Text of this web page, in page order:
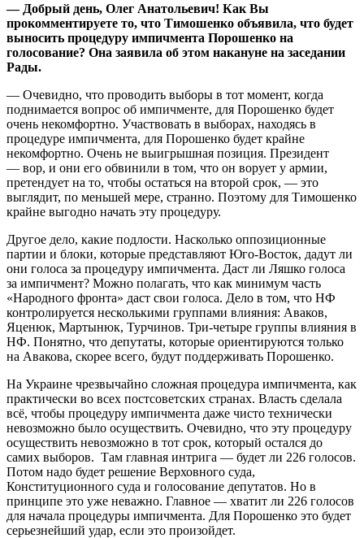
— Добрый день, Олег Анатольевич! Как Вы
прокомментируете то, что Тимошенко объявила, что будет
выносить процедуру импичмента Порошенко на
голосование? Она заявила об этом накануне на заседании
Рады.
— Очевидно, что проводить выборы в тот момент, когда
поднимается вопрос об импичменте, для Порошенко будет
очень некомфортно. Участвовать в выборах, находясь в
процедуре импичмента, для Порошенко будет крайне
некомфортно. Очень не выигрышная позиция. Президент
— вор, и они его обвинили в том, что он ворует у армии,
претендует на то, чтобы остаться на второй срок, — это
выглядит, по меньшей мере, странно. Поэтому для Тимошенко
крайне выгодно начать эту процедуру.
Другое дело, какие подлости. Насколько оппозиционные
партии и блоки, которые представляют Юго-Восток, дадут ли
они голоса за процедуру импичмента. Даст ли Ляшко голоса
за импичмент? Можно полагать, что как минимум часть
«Народного фронта» даст свои голоса. Дело в том, что НФ
контролируется несколькими группами влияния: Аваков,
Яценюк, Мартынюк, Турчинов. Три-четыре группы влияния в
НФ. Понятно, что депутаты, которые ориентируются только
на Авакова, скорее всего, будут поддерживать Порошенко.
На Украине чрезвычайно сложная процедура импичмента, как
практически во всех постсоветских странах. Власть сделала
всё, чтобы процедуру импичмента даже чисто технически
невозможно было осуществить. Очевидно, что эту процедуру
осуществить невозможно в тот срок, который остался до
самих выборов. Там главная интрига — будет ли 226 голосов.
Потом надо будет решение Верховного суда,
Конституционного суда и голосование депутатов. Но в
принципе это уже неважно. Главное — хватит ли 226 голосов
для начала процедуры импичмента. Для Порошенко это будет
серьезнейший удар, если это произойдет.